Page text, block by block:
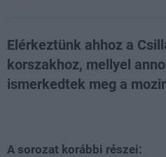
Elérkeztünk ahhoz a
korszakhoz, mellyel
ismerkedtek meg a
A sorozat korábbi részei: